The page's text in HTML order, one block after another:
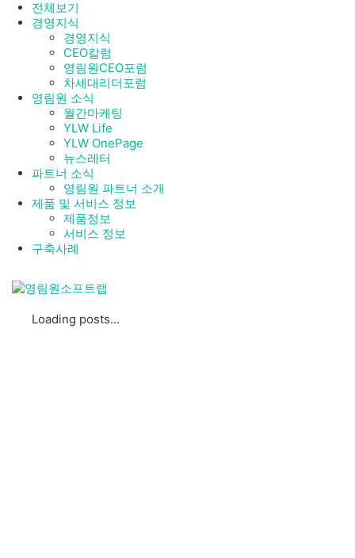
전체보기
경영지식
경영지식
CEO칼럼
영림원CEO포럼
차세대리더포럼
영림원 소식
월간마케팅
YLW Life
YLW OnePage
뉴스레터
파트너 소식
영림원 파트너 소개
제품 및 서비스 정보
제품정보
서비스 정보
구축사례
Loading posts...